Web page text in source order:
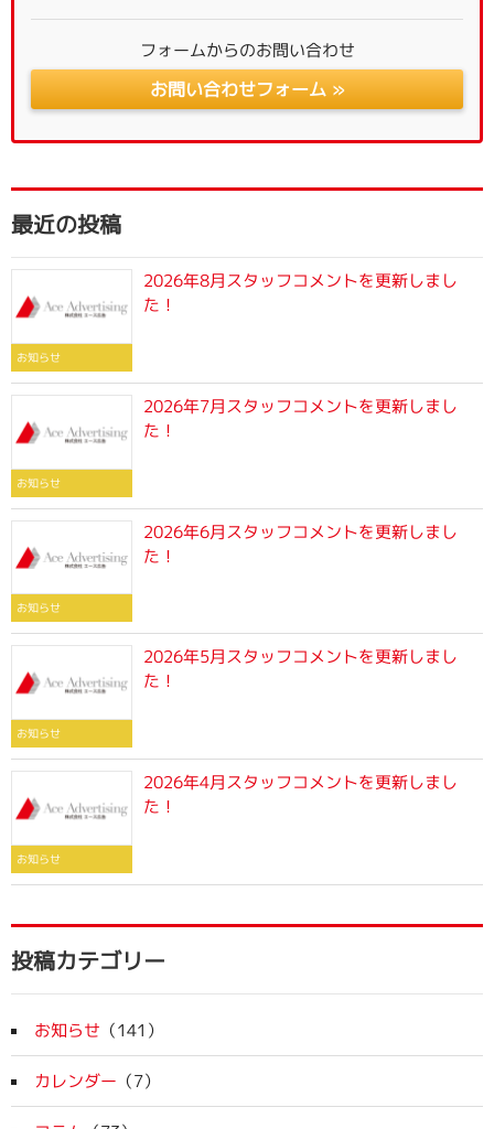
フォームからのお問い合わせ
お問い合わせフォーム »
最近の投稿
お知らせ
2026年8月スタッフコメントを更新しまし
た！
お知らせ
2026年7月スタッフコメントを更新しまし
た！
お知らせ
2026年6月スタッフコメントを更新しまし
た！
お知らせ
2026年5月スタッフコメントを更新しまし
た！
お知らせ
2026年4月スタッフコメントを更新しまし
た！
投稿カテゴリー
お知らせ （141）
カレンダー （7）